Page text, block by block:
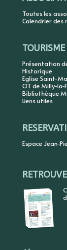
Toutes les
Calendrier
Présentation
Historique
Eglise Saint-
OT de Milly-la-
Bibliothèque
Liens utiles
Espace Jean-